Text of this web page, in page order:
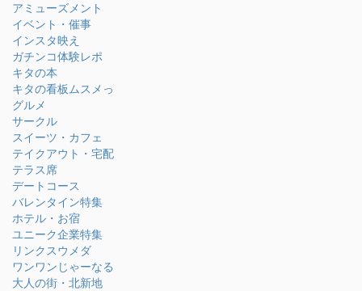
アミューズメント
イベント・催事
インスタ映え
ガチンコ体験レポ
キタの本
キタの看板ムスメっ
グルメ
サークル
スイーツ・カフェ
テイクアウト・宅配
テラス席
デートコース
バレンタイン特集
ホテル・お宿
ユニーク企業特集
リンクスウメダ
ワンワンじゃーなる
大人の街・北新地